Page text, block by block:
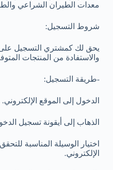
معدات الطيران الشراعي
شروط التسجيل:
يحق لك كمشتري التسجيل
والاستفادة من المنتجات
-طريقة التسجيل:
الدخول إلى الموقع الإلكتروني.
الذهاب إلى أيقونة تسجيل
اختيار الوسيلة المناسبة
الإلكتروني.